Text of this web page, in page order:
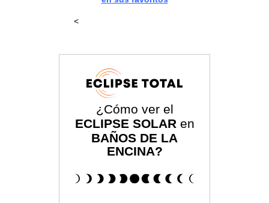
<
¿Cómo ver el
ECLIPSE SOLAR en
BAÑOS DE LA
ENCINA?